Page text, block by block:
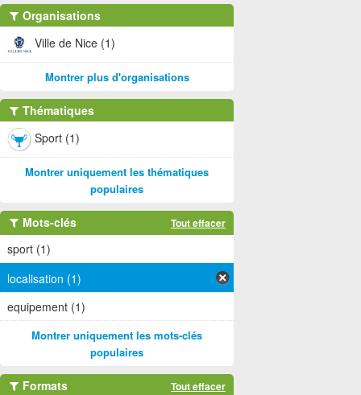
Organisations
Ville de Nice (1)
Montrer plus d'organisations
Thématiques
Sport (1)
Montrer uniquement les thématiques
populaires
Mots-clés Tout effacer
sport (1)
localisation (1)
equipement (1)
Montrer uniquement les mots-clés
populaires
Formats Tout effacer